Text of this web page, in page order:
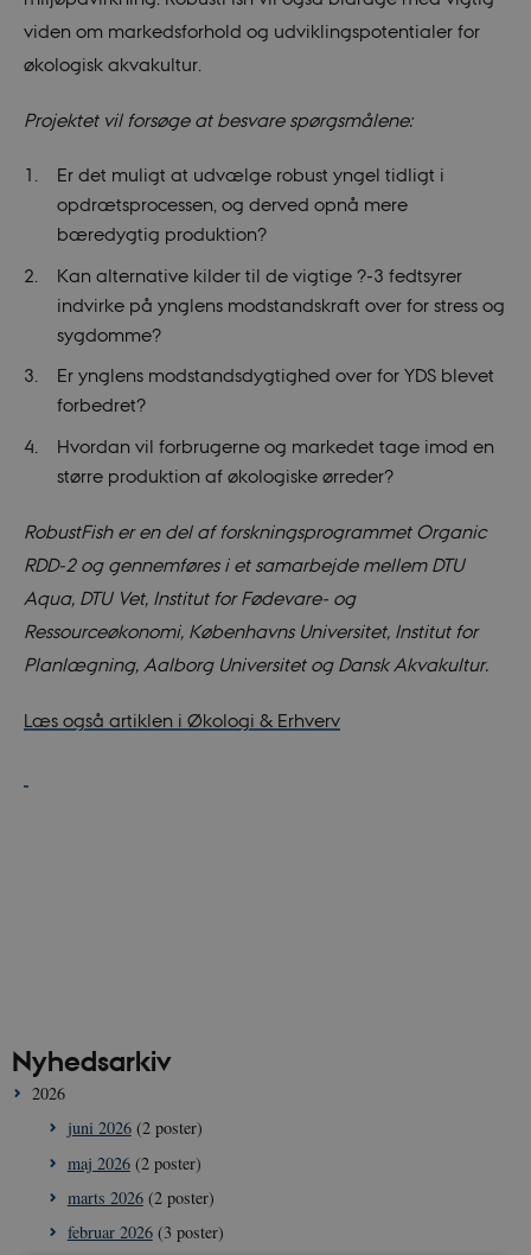
viden om markedsforhold og udviklingspotentialer for
økologisk akvakultur.
Projektet vil forsøge at besvare spørgsmålene:
Er det muligt at udvælge robust yngel tidligt i
opdrætsprocessen, og derved opnå mere
bæredygtig produktion?
Kan alternative kilder til de vigtige ?-3 fedtsyrer
indvirke på ynglens modstandskraft over for stress og
sygdomme?
Er ynglens modstands­dygtighed over for YDS blevet
forbedret?
Hvordan vil forbrugerne og markedet tage imod en
større produktion af økologiske ørreder?
RobustFish er en del af forskningsprogrammet Organic
RDD-2 og gennemføres i et samarbejde mellem DTU
Aqua, DTU Vet, Institut for Fødevare- og
Ressourceøkonomi, Københavns Universitet, Institut for
Planlægning, Aalborg Universitet og Dansk Akvakultur.
Læs også artiklen i Økologi & Erhverv
Nyhedsarkiv
2026
juni 2026(2 poster)
maj 2026(2 poster)
marts 2026(2 poster)
februar 2026(3 poster)